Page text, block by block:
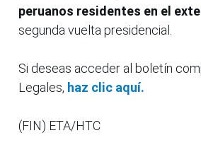
peruanos residentes en el
segunda vuelta presidencial.
Si deseas acceder al boletín
Legales, haz clic aquí.
(FIN) ETA/HTC